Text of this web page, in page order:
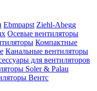
Ebmpapst Ziehl-Abegg
Осевые вентиляторы
Компактные
Канальные вентиляторы
для вентиляторов
Soler & Palau
Вентс